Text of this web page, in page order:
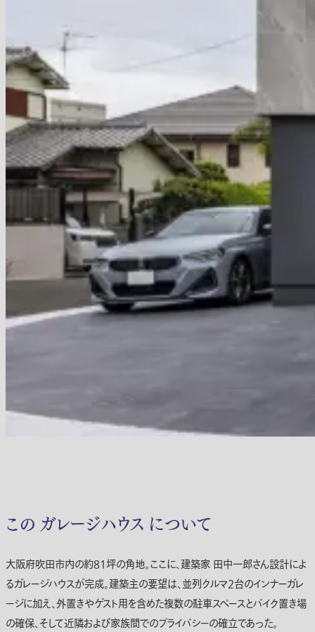
この ガレージハウス について
大阪府吹田市内の約81坪の角地。ここに、建築家 田中一郎さん設計によ
るガレージハウスが完成。建築主の要望は、並列クルマ2台のインナーガレ
ージに加え、外置きやゲスト用を含めた複数の駐車スペースとバイク置き場
の確保、そして近隣および家族間でのプライバシーの確立であった。